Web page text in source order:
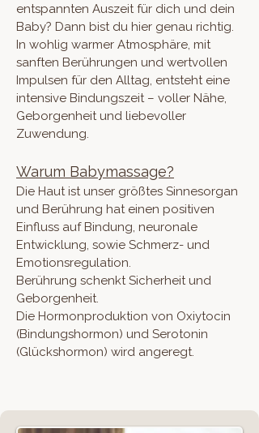
entspannten Auszeit für dich und dein
Baby? Dann bist du hier genau richtig.
In wohlig warmer Atmosphäre, mit
sanften Berührungen und wertvollen
Impulsen für den Alltag, entsteht eine
intensive Bindungszeit – voller Nähe,
Geborgenheit und liebevoller
Zuwendung.
Warum Babymassage?
Die Haut ist unser größtes Sinnesorgan
und Berührung hat einen positiven
Einfluss auf Bindung, neuronale
Entwicklung, sowie Schmerz- und
Emotionsregulation.
Berührung schenkt Sicherheit und
Geborgenheit.
Die Hormonproduktion von Oxiytocin
(Bindungshormon) und Serotonin
(Glückshormon) wird angeregt.